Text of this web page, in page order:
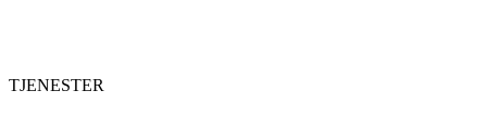
TJENESTER